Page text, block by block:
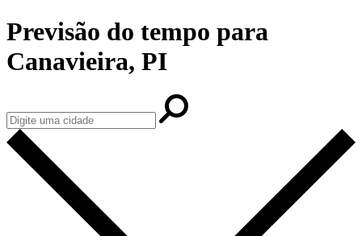
Previsão do tempo para
Canavieira, PI